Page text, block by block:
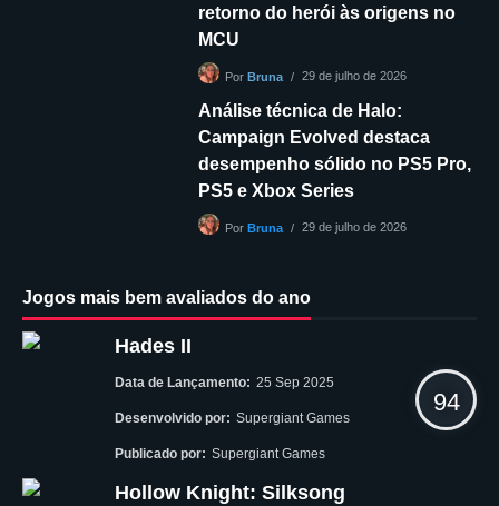
retorno do herói às origens no
MCU
Por Bruna 29 de julho de 2026
Análise técnica de Halo:
Campaign Evolved destaca
desempenho sólido no PS5 Pro,
PS5 e Xbox Series
Por Bruna 29 de julho de 2026
Jogos mais bem avaliados do ano
Hades II
Data de Lançamento: 25 Sep 2025
Desenvolvido por: Supergiant Games
Publicado por: Supergiant Games
94
Hollow Knight: Silksong